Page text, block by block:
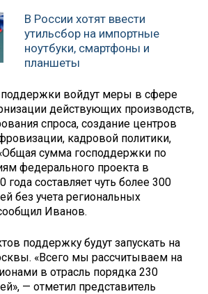
В России хотят ввести
утильсбор на импортные
ноутбуки, смартфоны и
планшеты
войдут меры в сфере
действующих производств,
спроса, создание центров
кадровой политики,
сумма господдержки по
федерального проекта в
года составляет чуть более 300
без учета региональных
Иванов.
поддержку будут запускать на
«Всего мы рассчитываем на
в отрасль порядка 230
— отметил представитель